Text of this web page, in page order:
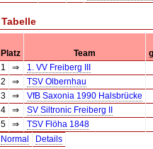
Tabelle
Platz Team
1
⇒
1. VV Freiberg III
2
⇒
TSV Olbernhau
3
⇒
VfB Saxonia 1990 Halsbrücke
4
⇒
SV Siltronic Freiberg II
5
⇒
TSV Flöha 1848
Normal
Details